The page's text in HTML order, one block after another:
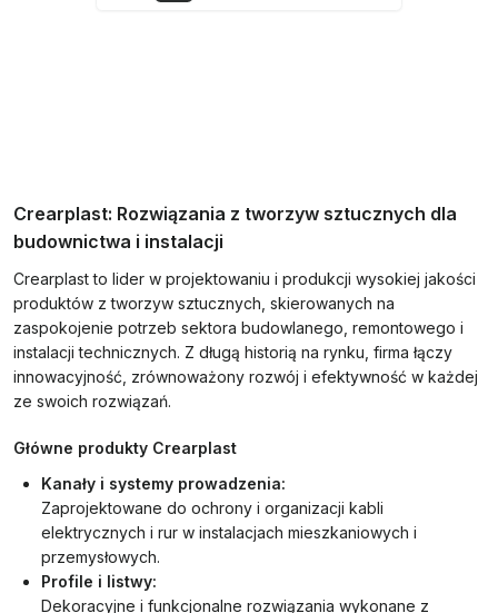
Crearplast: Rozwiązania z tworzyw sztucznych dla
budownictwa i instalacji
Crearplast to lider w projektowaniu i produkcji wysokiej jakości
produktów z tworzyw sztucznych, skierowanych na
zaspokojenie potrzeb sektora budowlanego, remontowego i
instalacji technicznych. Z długą historią na rynku, firma łączy
innowacyjność, zrównoważony rozwój i efektywność w każdej
ze swoich rozwiązań.
Główne produkty Crearplast
Kanały i systemy prowadzenia:
Zaprojektowane do ochrony i organizacji kabli
elektrycznych i rur w instalacjach mieszkaniowych i
przemysłowych.
Profile i listwy:
Dekoracyjne i funkcjonalne rozwiązania wykonane z